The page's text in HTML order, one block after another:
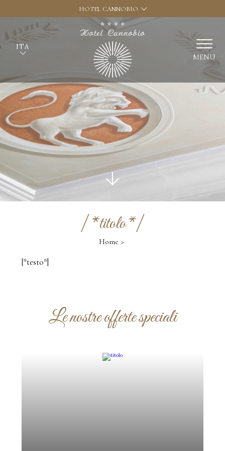
HOTEL CANNOBIO
ITA
MENU
|*titolo*|
Home
|*testo*|
Le nostre offerte speciali